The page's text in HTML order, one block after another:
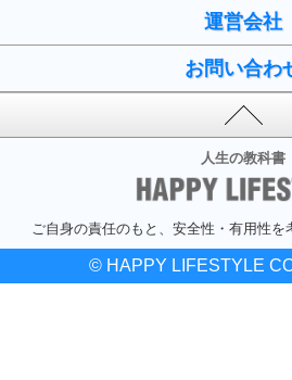
運営会社
お問い合わ
人生の教科書
ご自身の責任のもと、安全性・有用性を
© HAPPY LIFESTYLE